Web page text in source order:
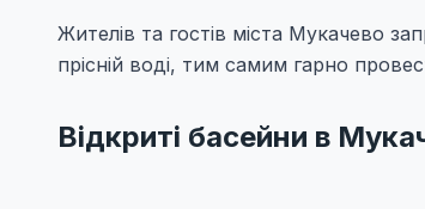
Жителів та гостів міста Мукачево
прісній воді, тим самим гарно
Відкриті басейни в